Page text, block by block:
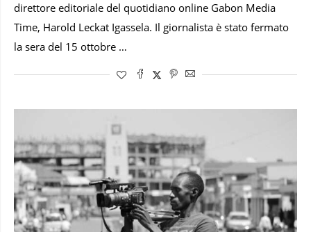
direttore editoriale del quotidiano online Gabon Media
Time, Harold Leckat Igassela. Il giornalista è stato fermato
la sera del 15 ottobre …